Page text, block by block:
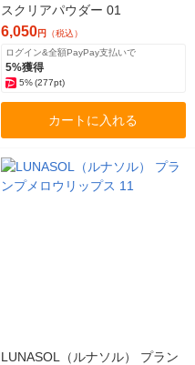
スクリアパウダー 01
6,050円 （税込）
ログイン&全額PayPay支払いで
5%獲得
5% (277pt)
カートに入れる
LUNASOL（ルナソル） プラン